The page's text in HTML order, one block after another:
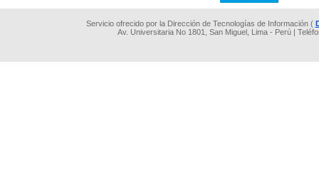
Servicio ofrecido por la Dirección de Tecnologías de Información (
Av. Universitaria No 1801, San Miguel, Lima - Perú |